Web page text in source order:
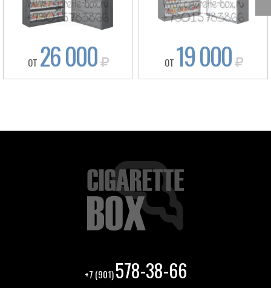
ОТ 26 000 ОТ 19 000
+7 (901)578-38-66